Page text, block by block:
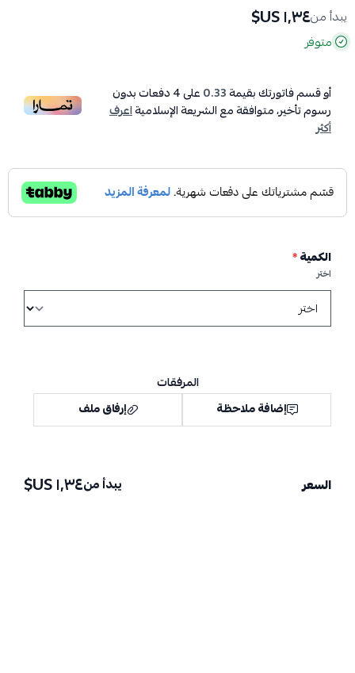
يبدأ من١٫٣٤ US$
متوفر
أو قسم فاتورتك بقيمة0.33على4دفعات بدون
رسوم تأخير، متوافقة مع الشريعة الإسلاميةاعرف
أكثر
الكمية*
اختر
المرفقات
إضافة ملاحظة
إرفاق ملف
اسحب و افلت الملف هنا
السعر يبدأ من١٫٣٤ US$